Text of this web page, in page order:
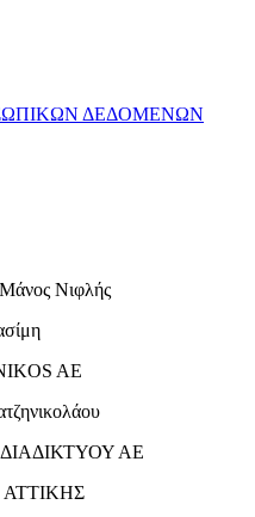
ΔΕΔΟΜΕΝΩΝ
Μάνος Νιφλής
AE
ΑΕ